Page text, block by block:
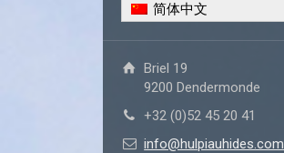
简体中文
Briel 19
9200 Dendermonde
+32 (0)52 45 20 41
info@hulpiauhides.com